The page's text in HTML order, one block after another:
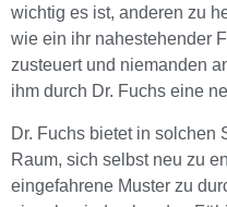
wichtig es ist, anderen zu
wie ein ihr nahestehender
zusteuert und niemanden
ihm durch Dr. Fuchs eine
Dr. Fuchs bietet in solchen
Raum, sich selbst neu zu
eingefahrene Muster zu